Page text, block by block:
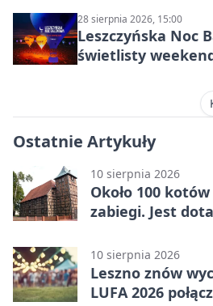
28 sierpnia 2026, 15:00
Leszczyńska Noc
świetlisty
Ostatnie Artykuły
10 sierpnia 2026
Około 100
zabiegi. Jest
10 sierpnia 2026
Leszno znów
LUFA 2026